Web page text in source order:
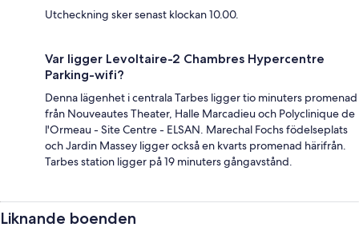
Utcheckning sker senast klockan 10.00.
Var ligger Levoltaire-2 Chambres Hypercentre
Parking-wifi?
Denna lägenhet i centrala Tarbes ligger tio minuters promenad
från Nouveautes Theater, Halle Marcadieu och Polyclinique de
l'Ormeau - Site Centre - ELSAN. Marechal Fochs födelseplats
och Jardin Massey ligger också en kvarts promenad härifrån.
Tarbes station ligger på 19 minuters gångavstånd.
Liknande boenden